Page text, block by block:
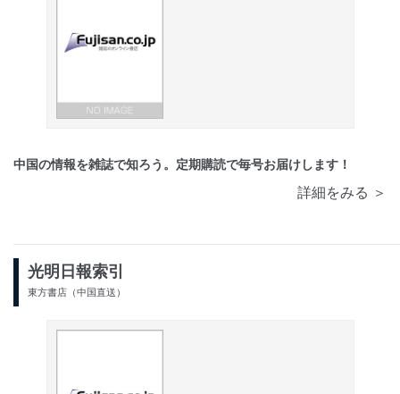
中国の情報を雑誌で知ろう。定期購読で毎号お届けします！
詳細をみる ＞
光明日報索引
東方書店（中国直送）